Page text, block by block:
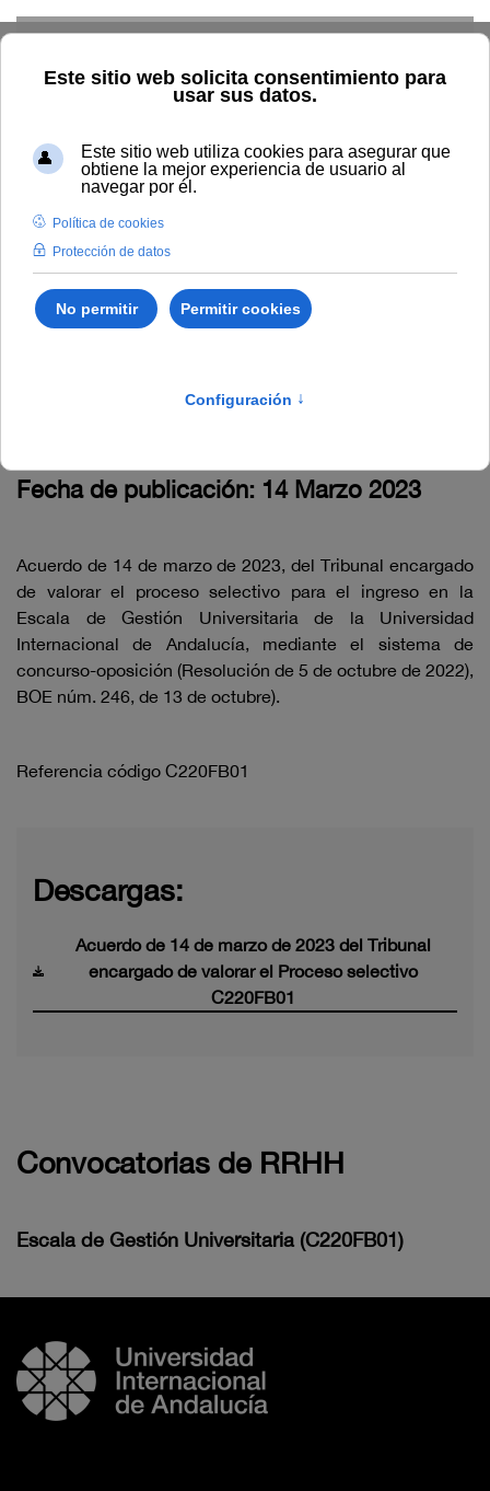
Inicio La UNIA Tablón de anuncios
Acuerdo de 14 de marzo
de 2023 del Tribunal
encargado de valorar el
Proceso selectivo
Fecha de publicación: 14 Marzo 2023
Acuerdo de 14 de marzo de 2023, del Tribunal encargado
de valorar el proceso selectivo para el ingreso en la
Escala de Gestión Universitaria de la Universidad
Internacional de Andalucía, mediante el sistema de
concurso-oposición (Resolución de 5 de octubre de 2022),
BOE núm. 246, de 13 de octubre).
Referencia código C220FB01
Descargas:
Acuerdo de 14 de marzo de 2023 del Tribunal
encargado de valorar el Proceso selectivo
C220FB01
Convocatorias de RRHH
Escala de Gestión Universitaria (C220FB01)